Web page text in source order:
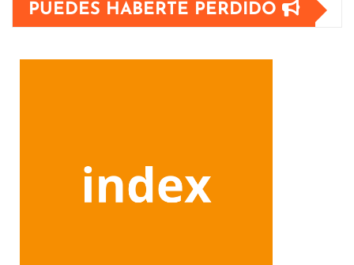
PUEDES HABERTE PERDIDO